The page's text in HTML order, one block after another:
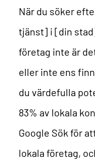
När du söker
tjänst] i [din
företag inte är
eller inte ens
du värdefulla
83% av lokala
Google Sök för
lokala företag,